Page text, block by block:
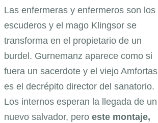
Las enfermeras y enfermeros son los
escuderos y el mago Klingsor se
transforma en el propietario de un
burdel. Gurnemanz aparece como si
fuera un sacerdote y el viejo Amfortas
es el decrépito director del sanatorio.
Los internos esperan la llegada de un
nuevo salvador, pero este montaje,